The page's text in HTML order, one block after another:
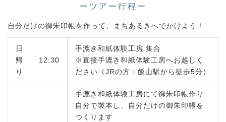
ーツアー行程ー
自分だけの御朱印帳を作って、まちあるきへでかけよう！
日
帰
り
12:30
手漉き和紙体験工房 集合
※直接手漉き和紙体験工房へお越しく
ださい（JRの方：飯山駅から徒歩5分）
手漉き和紙体験工房にて御朱印帳作り
自分で製本し、自分だけの御朱印帳を
つくります